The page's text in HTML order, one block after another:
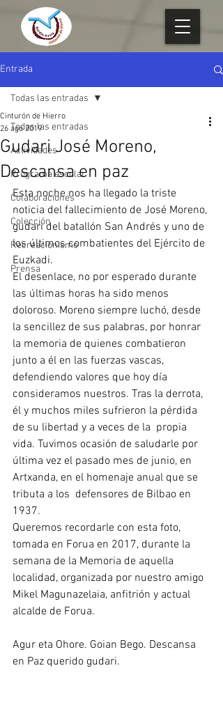
Entrada
Todas las entradas
Actividades
Programa escolar
Colaboraciones
Colección
Recreacionismo
Prensa
Todas las entradas
Gudari José Moreno,
Descansa en paz
Cinturón de Hierro
26 ago 2019
Esta noche nos ha llegado la triste
noticia del fallecimiento de José Moreno,
gudari del batallón San Andrés y uno de
los últimos combatientes del Ejército de
Euzkadi.
El desenlace, no por esperado durante
las últimas horas ha sido menos
doloroso. Moreno siempre luchó, desde
la sencillez de sus palabras, por honrar
la memoria de quienes combatieron
junto a él en las fuerzas vascas,
defendiendo valores que hoy día
consideramos nuestros. Tras la derrota,
él y muchos miles sufrieron la pérdida
de su libertad y a veces de la  propia
vida. Tuvimos ocasión de saludarle por
última vez el pasado mes de junio, en
Artxanda, en el homenaje anual que se
tributa a los  defensores de Bilbao en
1937.
Queremos recordarle con esta foto,
tomada en Forua en 2017, durante la
semana de la Memoria de aquella
localidad, organizada por nuestro amigo
Mikel Magunazelaia, anfitrión y actual
alcalde de Forua.
Agur eta Ohore. Goian Bego. Descansa
en Paz querido gudari.